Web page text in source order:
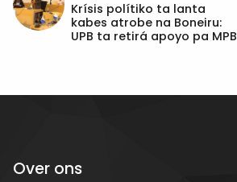
Krísis polítiko ta lanta
kabes atrobe na Boneiru:
UPB ta retirá apoyo pa MPB
Over ons